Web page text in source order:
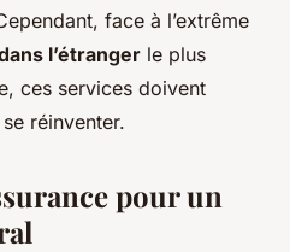
face à l’extrême
l’étranger le plus
ces services doivent
réinventer.
pour un